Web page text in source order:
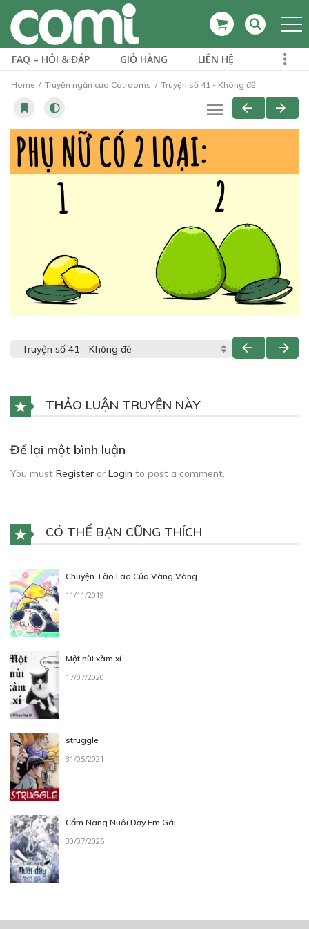
FAQ – HỎI & ĐÁP GIỎ HÀNG LIÊN HỆ
Home Truyện ngắn của Catrooms Truyện số 41 - Không đề
THẢO LUẬN TRUYỆN NÀY
Để lại một bình luận
You must Register or Login to post a comment.
CÓ THỂ BẠN CŨNG THÍCH
Chuyện Tào Lao Của Vàng Vàng
11/11/2019
Một nùi xàm xí
17/07/2020
struggle
31/05/2021
Cẩm Nang Nuôi Dạy Em Gái
30/07/2026